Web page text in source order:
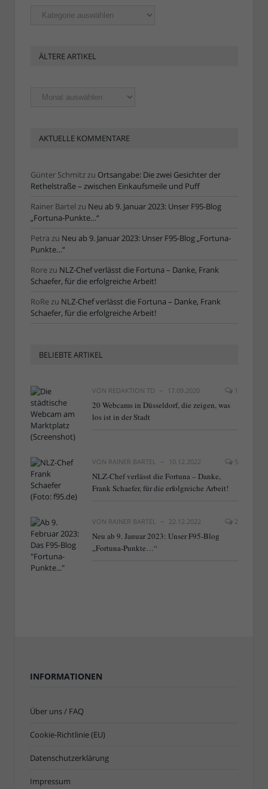
Rubriken
ÄLTERE ARTIKEL
Ältere
Artikel
AKTUELLE KOMMENTARE
Günter Schmitzzu Ortsangabe: Die zwei Gesichter der
Rethelstraße – zwischen Einkaufsmeile und Puff
Rainer Bartel zu Neu ab 9. Januar 2023: Unser F95-Blog
„Fortuna-Punkte…“
Petra zu Neu ab 9. Januar 2023: Unser F95-Blog „Fortuna-
Punkte…“
Rorezu NLZ-Chef verlässt die Fortuna – Danke, Frank
Schaefer, für die erfolgreiche Arbeit!
RoRezu NLZ-Chef verlässt die Fortuna – Danke, Frank
Schaefer, für die erfolgreiche Arbeit!
BELIEBTE ARTIKEL
VON REDAKTION TD 17.09.2020 1
20 Webcams in Düsseldorf, die zeigen, was
los ist in der Stadt
VON RAINER BARTEL 10.12.2022 5
NLZ-Chef verlässt die Fortuna – Danke,
Frank Schaefer, für die erfolgreiche Arbeit!
VON RAINER BARTEL 22.12.2022 2
Neu ab 9. Januar 2023: Unser F95-Blog
„Fortuna-Punkte…“
INFORMATIONEN
Über uns / FAQ
Cookie-Richtlinie (EU)
Datenschutzerklärung
Impressum